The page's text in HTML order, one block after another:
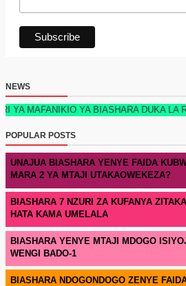
NEWS
YA BIASHARA DUKA LA REJAREJA
POPULAR POSTS
UNAJUA BIASHARA YENYE FAIDA
MARA 2 YA MTAJI UTAKAOWEKEZA?
BIASHARA 7 NZURI ZA KUFANYA
HATA KAMA UMELALA
BIASHARA YENYE MTAJI MDOGO
WENGI BADO-1
BIASHARA NDOGONDOGO ZENYE